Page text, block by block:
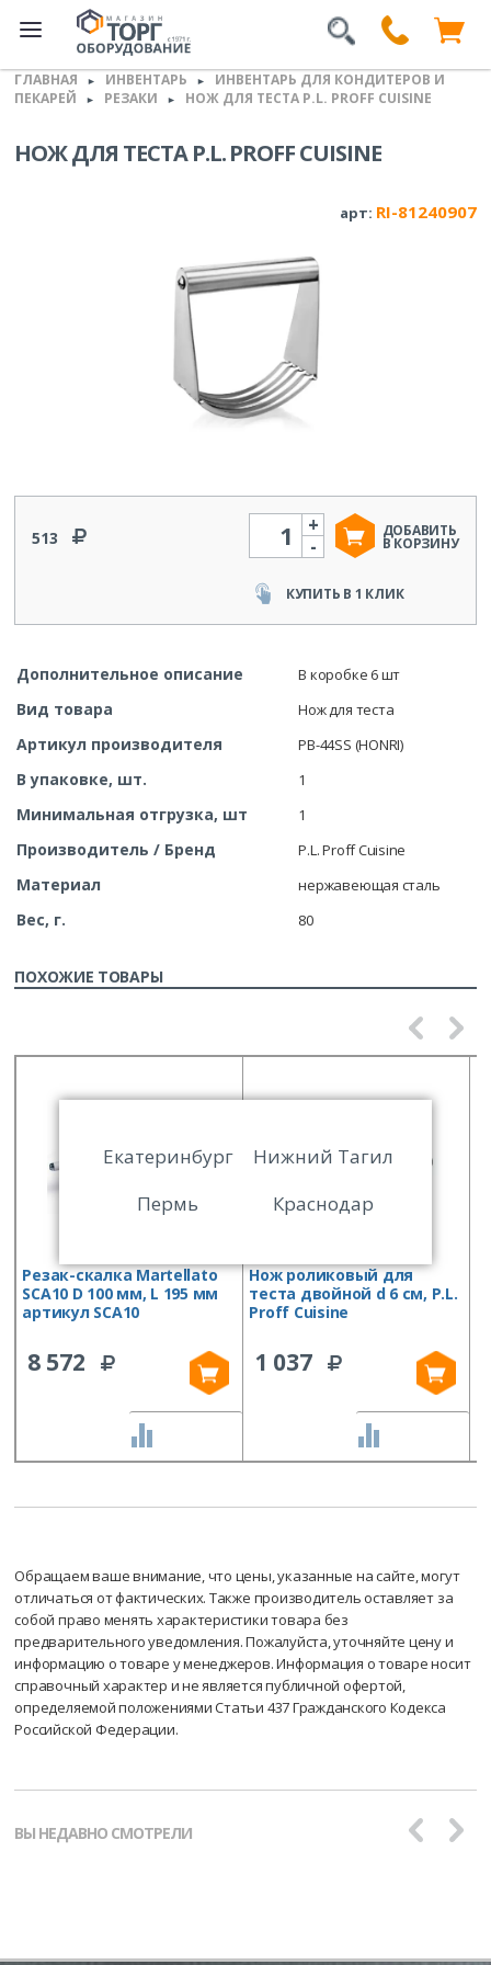
ГЛАВНАЯ ► ИНВЕНТАРЬ ►
ИНВЕНТАРЬ ДЛЯ КОНДИТЕРОВ И
ПЕКАРЕЙ
► РЕЗАКИ ► НОЖ ДЛЯ ТЕСТА P.L. PROFF CUISINE
НОЖ ДЛЯ ТЕСТА P.L. PROFF CUISINE
арт: RI-81240907
513
Количество
-
+ ДОБАВИТЬ
В КОРЗИНУ
КУПИТЬ В 1 КЛИК
Дополнительное описание В коробке 6 шт
Вид товара Нож для теста
Артикул производителя PB-44SS (HONRI)
В упаковке, шт. 1
Минимальная отгрузка, шт 1
Производитель / Бренд P.L. Proff Cuisine
Материал нержавеющая сталь
Вес, г. 80
ПОХОЖИЕ ТОВАРЫ
Резак-скалка Martellato
SCA10 D 100 мм, L 195 мм
артикул SCA10
8 572
Нож роликовый для
теста двойной d 6 см, P.L.
Proff Cuisine
1 037
Обращаем ваше внимание, что цены, указанные на сайте, могут
отличаться от фактических. Также производитель оставляет за
собой право менять характеристики товара без
предварительного уведомления. Пожалуйста, уточняйте цену и
информацию о товаре у менеджеров. Информация о товаре носит
справочный характер и не является публичной офертой,
определяемой положениями Статьи 437 Гражданского Кодекса
Российской Федерации.
ВЫ НЕДАВНО СМОТРЕЛИ
Екатеринбург
Нижний Тагил
Пермь
Краснодар